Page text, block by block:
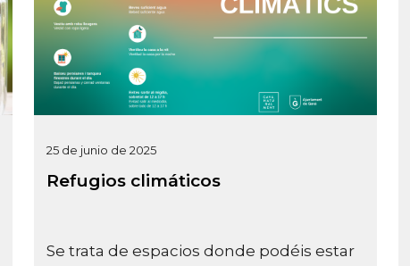
25 de junio de 2025
Refugios climáticos
Se trata de espacios donde podéis estar